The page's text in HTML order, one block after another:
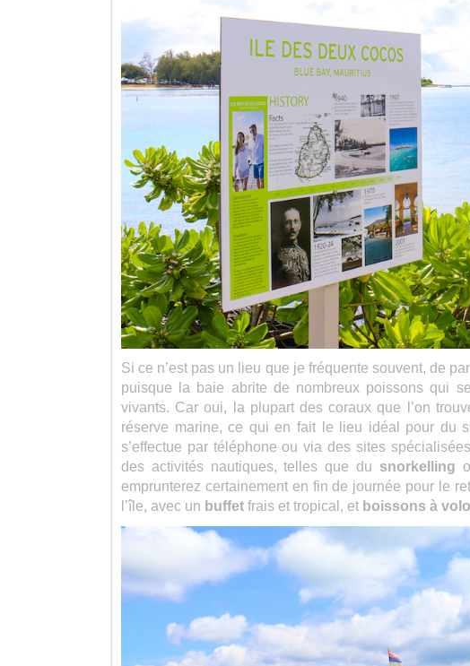
Si ce n’est pas un lieu que je fréquente souvent, de
puisque la baie abrite de nombreux poissons qui
vivants. Car oui, la plupart des coraux que l’on
réserve marine, ce qui en fait le lieu idéal pour du
s’effectue par téléphone ou via des sites
des activités nautiques, telles que du snorkelling
emprunterez certainement en fin de journée pour le
l’île, avec un buffet frais et tropical, et boissons à